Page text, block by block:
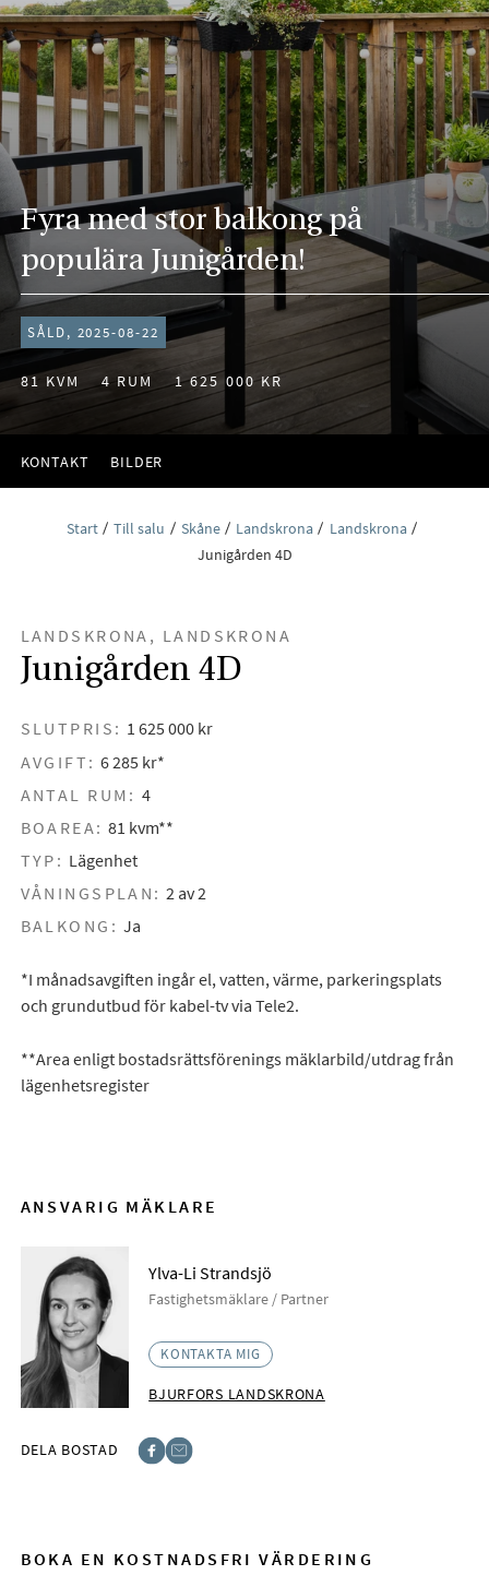
Fyra med stor balkong på
populära Junigården!
SÅLD, 2025-08-22
81 KVM 4 RUM 1 625 000 KR
KONTAKT BILDER
Start Till salu Skåne Landskrona
Landskrona
Junigården 4D
LANDSKRONA, LANDSKRONA
Junigården 4D
SLUTPRIS: 1 625 000 kr
AVGIFT: 6 285 kr*
ANTAL RUM: 4
BOAREA: 81 kvm**
TYP: Lägenhet
VÅNINGSPLAN: 2 av 2
BALKONG: Ja
*I månadsavgiften ingår el, vatten, värme, parkeringsplats
och grundutbud för kabel-tv via Tele2.
**Area enligt bostadsrättsförenings mäklarbild/utdrag från
lägenhetsregister
ANSVARIG MÄKLARE
Ylva-Li Strandsjö
Fastighetsmäklare / Partner
KONTAKTA MIG
BJURFORS LANDSKRONA
DELA BOSTAD
BOKA EN KOSTNADSFRI VÄRDERING